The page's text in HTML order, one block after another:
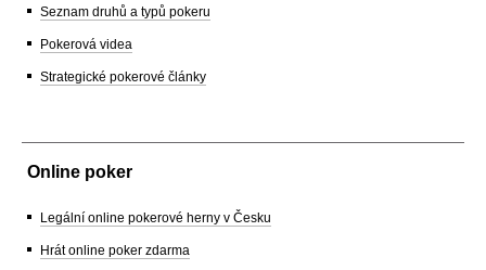
Seznam druhů a typů pokeru
Pokerová videa
Strategické pokerové články
Online poker
Legální online pokerové herny v Česku
Hrát online poker zdarma